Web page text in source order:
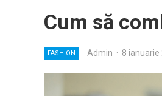
Cum să
FASHION Admin · 8 ianuarie